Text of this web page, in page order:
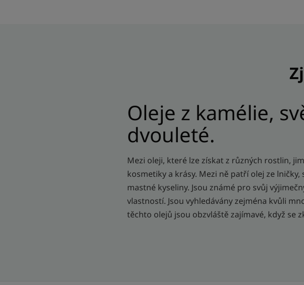
Oleje z kamélie,
dvouleté.
Mezi oleji, které lze získat z různých rostlin,
kosmetiky a krásy. Mezi ně patří olej ze
mastné kyseliny. Jsou známé pro svůj
vlastností. Jsou vyhledávány zejména kvůli
těchto olejů jsou obzvláště zajímavé, když se